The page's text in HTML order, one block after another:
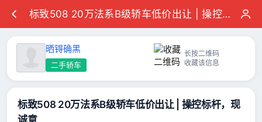
标致508 20万法系B级轿车低价出让 | 操控标杆，现诚意
晒锝确黑
二手轿车
长按二维码
收藏该信息
标致508 20万法系B级轿车低价出让 | 操控标杆，现
诚意